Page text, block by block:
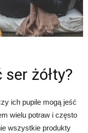
żółty?
ich pupile mogą jeść
wielu potraw i często
wszystkie produkty